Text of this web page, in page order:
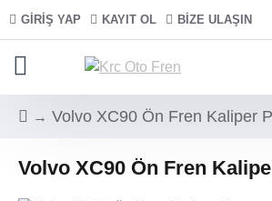
GIRIŞ YAP KAYIT OL BIZE ULAŞIN
Volvo XC90 Ön Fren Kaliper
Volvo XC90 Ön Fren